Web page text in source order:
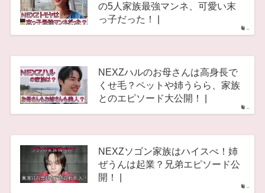
–
の5人家族最強マンネ、可愛い末
っ子だった！ |
–
NEXZハルのお母さんは高身長で
くせ毛？ペットや姉うらら、家族
とのエピソード大公開！ |
–
NEXZソゴン家族はハイスぺ！姉
ぜうんは起業？兄弟エピソード公
開！ |